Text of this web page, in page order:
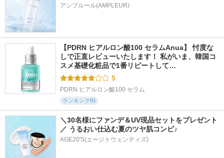
アンプルール(AMPLEUR)
【PDRN ヒアルロン酸100 セラムAnua】 忖度な
しで正直レビューいたします！ 私がいま、韓国コ
スメ基礎化粧品で1番リピートして…
5
PDRN ヒアルロン酸100 セラム
ランキングIN
＼30名様にファンデ＆UV現品セットをプレゼント
／ うるおい仕込む夏のツヤ肌コンビ♪
AGE20'S(エージトウェンティズ)